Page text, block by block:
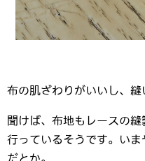
布の肌ざわりがいいし、縫
聞けば、布地もレースの
行っているそうです。い
だとか。